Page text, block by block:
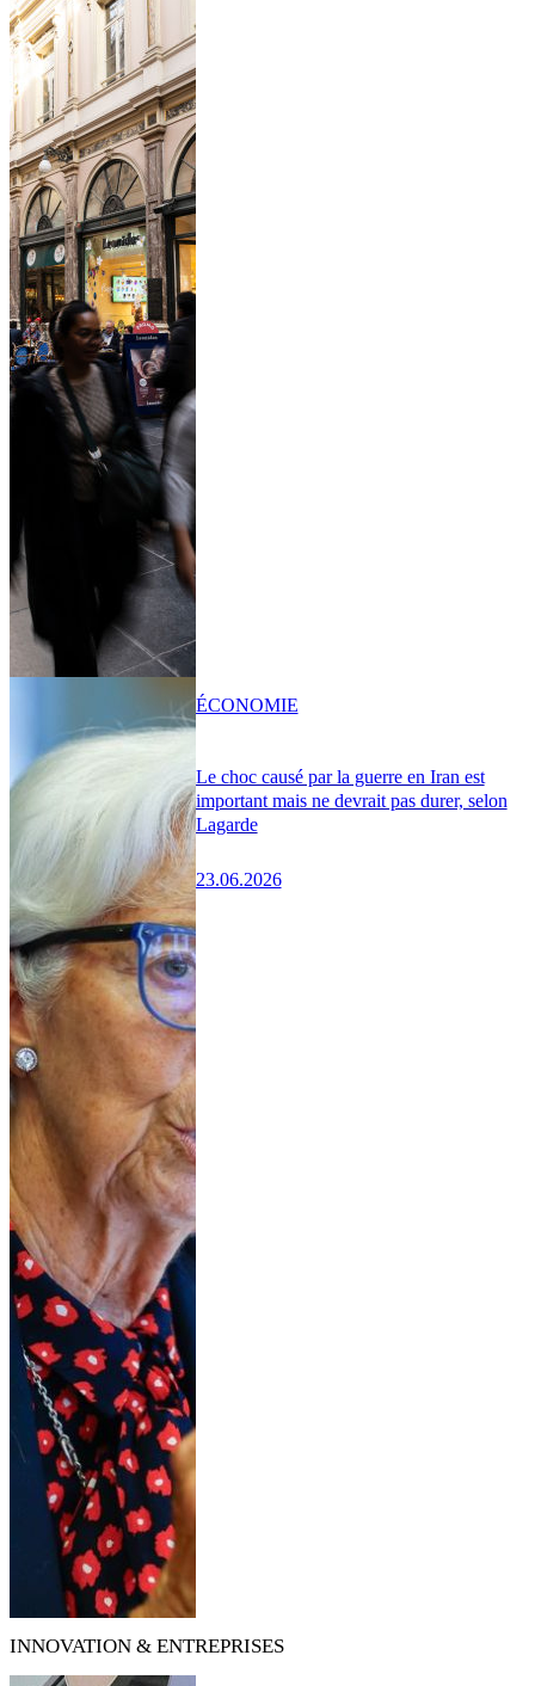
Le choc causé par la guerre en Iran est
important mais ne devrait pas durer, selon
Lagarde
23.06.2026
ÉCONOMIE
INNOVATION & ENTREPRISES